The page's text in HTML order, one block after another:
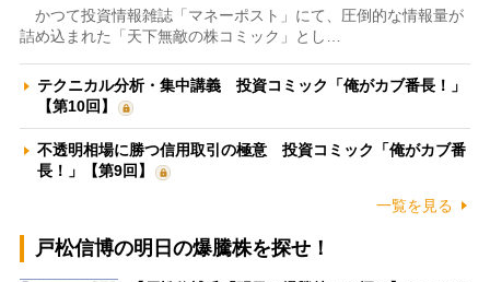
かつて投資情報雑誌「マネーポスト」にて、圧倒的な情報量が
詰め込まれた「天下無敵の株コミック」とし…
テクニカル分析・集中講義 投資コミック「俺がカブ番長！」
【第10回】
不透明相場に勝つ信用取引の極意 投資コミック「俺がカブ番
長！」【第9回】
一覧を見る
戸松信博の明日の爆騰株を探せ！